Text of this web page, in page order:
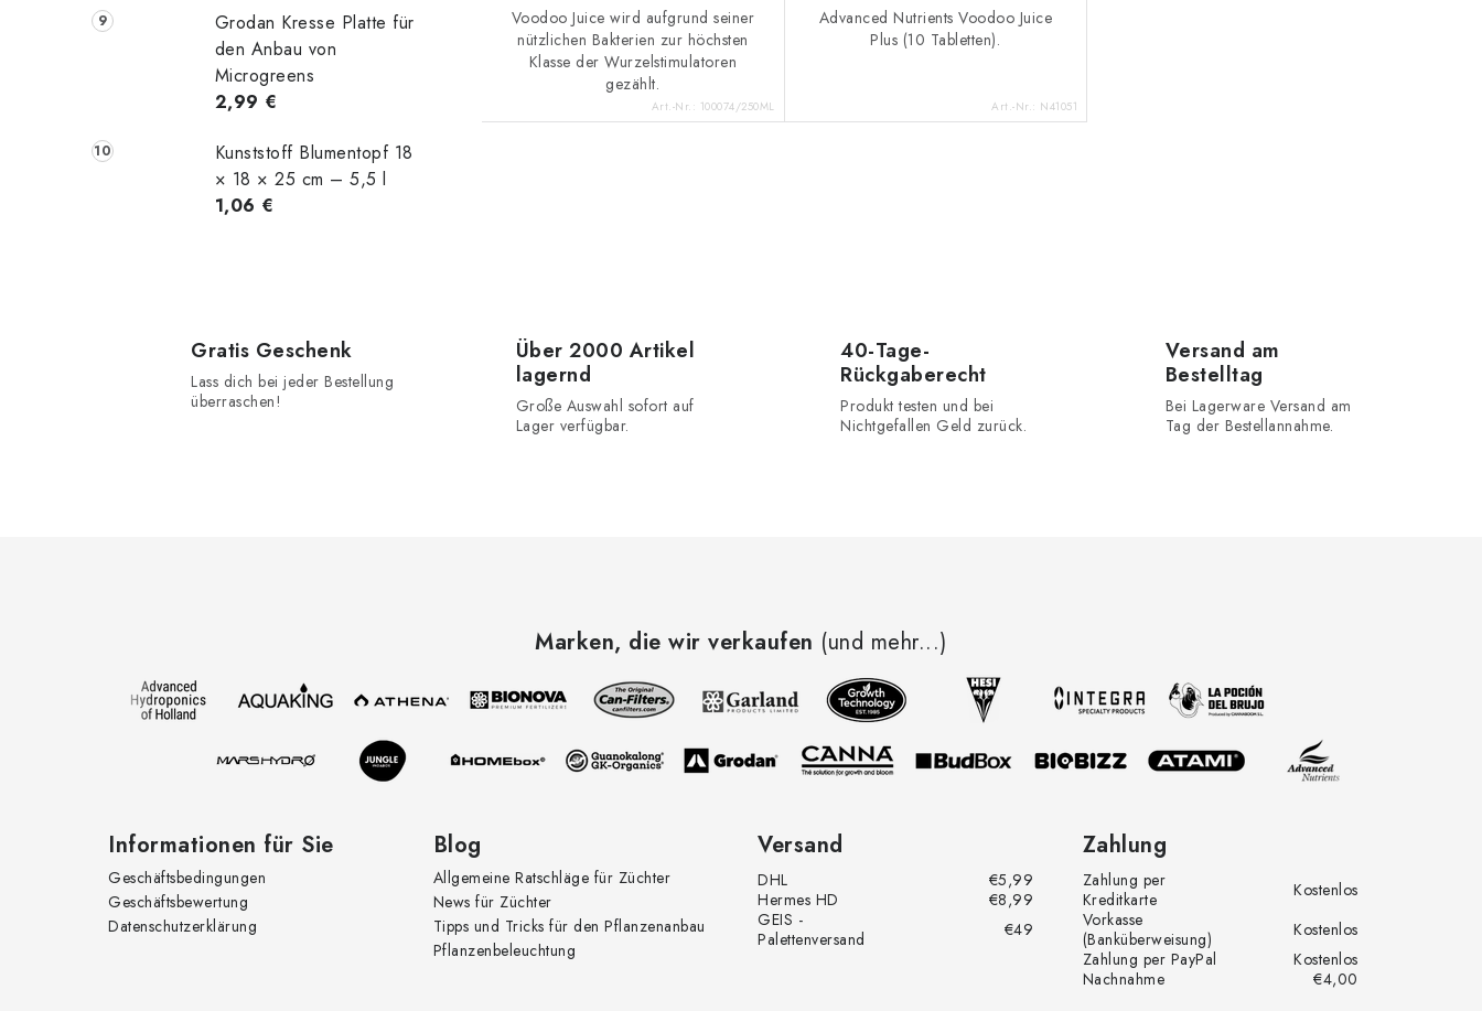
Grodan Kresse Platte für
den Anbau von
Microgreens
2,99 €
Kunststoff Blumentopf 18
× 18 × 25 cm – 5,5 l
1,06 €
Voodoo Juice wird aufgrund seiner
nützlichen Bakterien zur höchsten
Klasse der Wurzelstimulatoren
gezählt.
Art.-Nr.: 100074/250ML
Advanced Nutrients Voodoo Juice
Plus (10 Tabletten).
Art.-Nr.: N41051
e
d
e
i
s
t
Gratis Geschenk
Lass dich bei jeder Bestellung
überraschen!
Über 2000 Artikel
lagernd
Große Auswahl sofort auf
Lager verfügbar.
40-Tage-
Rückgaberecht
Produkt testen und bei
Nichtgefallen Geld zurück.
Versand am
Bestelltag
Bei Lagerware Versand am
Tag der Bestellannahme.
Marken, die wir verkaufen (und mehr...)
Informationen für Sie
Geschäftsbedingungen
Geschäftsbewertung
Datenschutzerklärung
Blog
Allgemeine Ratschläge für Züchter
News für Züchter
Tipps und Tricks für den Pflanzenanbau
Pflanzenbeleuchtung
Versand
DHL
€5,99
Hermes HD
€8,99
GEIS -
Palettenversand
€49
Zahlung
Zahlung per
Kreditkarte
Kostenlos
Vorkasse
(Banküberweisung)
Kostenlos
Zahlung per PayPal
Kostenlos
Nachnahme
€4,00